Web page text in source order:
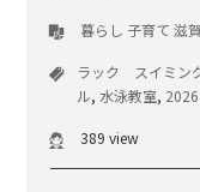
暮らし 子育て 滋
ラック スイミン
ル,水泳教室,
389 view